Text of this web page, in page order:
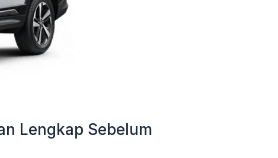
Lengkap Sebelum